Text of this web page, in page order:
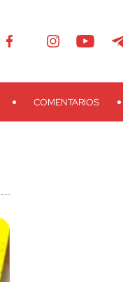
COMENTARIOS